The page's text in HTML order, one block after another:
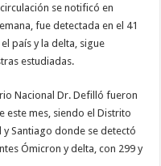
se notificó en
fue detectada en el 41
país y la delta, sigue
estudiadas.
Nacional Dr. Defilló fueron
este mes, siendo el Distrito
y Santiago donde se detectó
Ómicron y delta, con 299 y